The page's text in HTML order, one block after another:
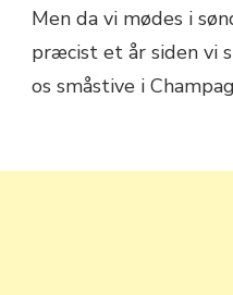
Men da vi mødes i
præcist et år siden vi
os småstive i